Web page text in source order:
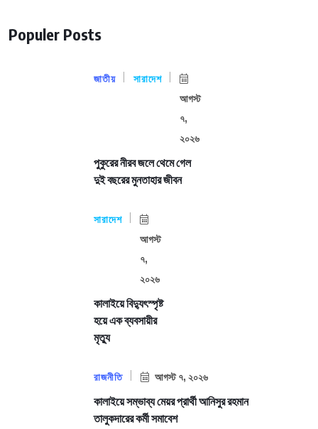
Populer Posts
জাতীয় সারাদেশ
আগস্ট
৭,
২০২৬
পুকুরের নীরব জলে থেমে গেল
দুই বছরের মুনতাহার জীবন
সারাদেশ
আগস্ট
৭,
২০২৬
কালাইয়ে বিদ্যুৎস্পৃষ্ট
হয়ে এক ব্যবসায়ীর
মৃত্যু
রাজনীতি আগস্ট ৭, ২০২৬
কালাইয়ে সম্ভাব্য মেয়র প্রার্থী আনিসুর রহমান
তালুকদারের কর্মী সমাবেশ